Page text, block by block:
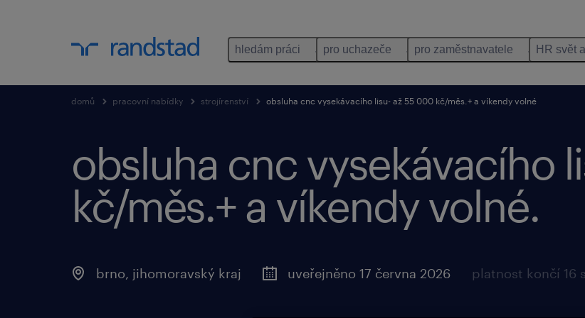
hledám práci pro uchazeče pro zaměstnavatele HR svět
domů pracovní nabídky strojírenství obsluha cnc vysekávacího lisu- až 55 000 kč/měs.+ a víkendy volné
obsluha cnc vysekávacího
kč/měs.+ a víkendy volné.
brno, jihomoravský kraj uveřejněno 17 června 2026 platnost končí 16